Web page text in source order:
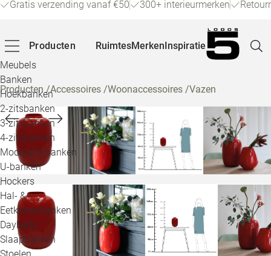
Gratis verzending vanaf €50 300+ interieurmerken
Producten
Meubels
Banken
Hoekbanken
2-zitsbanken
3-zitsbanken
4-zitsbanken
Modulaire banken
U-banken
Hockers
Hal- &
Eetkamerbanken
Daybeds
Slaapbanken
RuimtesMerkenInspiratie
Producten/Accessoires /Woonaccessoires /Vazen